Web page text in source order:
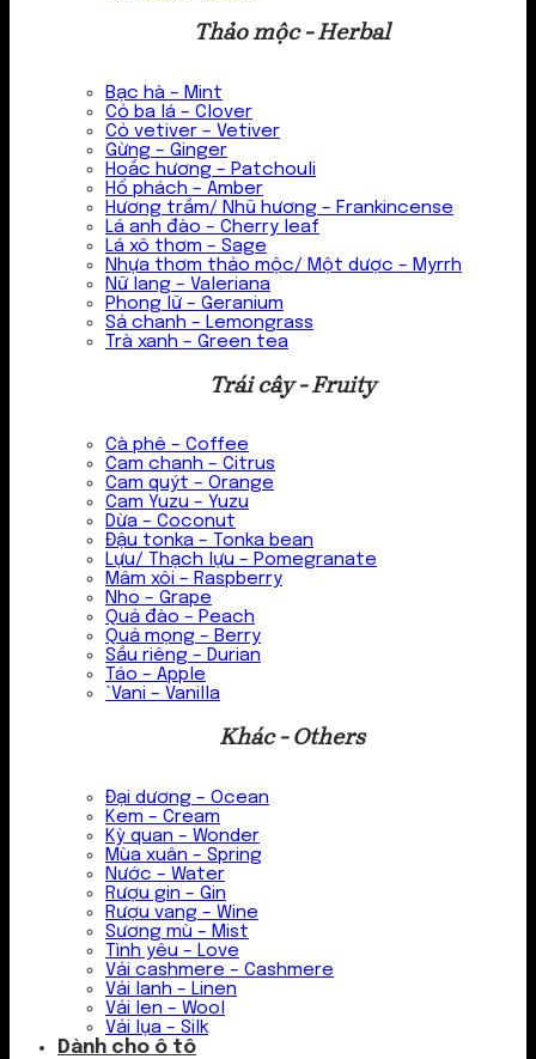
Thảo mộc - Herbal
Bạc hà – Mint
Cỏ ba lá – Clover
Cỏ vetiver – Vetiver
Gừng – Ginger
Hoắc hương – Patchouli
Hổ phách – Amber
Hương trầm/ Nhũ hương – Frankincense
Lá anh đào – Cherry leaf
Lá xô thơm – Sage
Nhựa thơm thảo mộc/ Một dược – Myrrh
Nữ lang – Valeriana
Phong lữ – Geranium
Sả chanh – Lemongrass
Trà xanh – Green tea
Trái cây - Fruity
Cà phê – Coffee
Cam chanh – Citrus
Cam quýt – Orange
Cam Yuzu – Yuzu
Dừa – Coconut
Đậu tonka – Tonka bean
Lựu/ Thạch lựu – Pomegranate
Mâm xôi – Raspberry
Nho – Grape
Quả đào – Peach
Quả mọng – Berry
Sầu riêng – Durian
Táo – Apple
`Vani – Vanilla
Khác - Others
Đại dương – Ocean
Kem – Cream
Kỳ quan – Wonder
Mùa xuân – Spring
Nước – Water
Rượu gin – Gin
Rượu vang – Wine
Sương mù – Mist
Tình yêu – Love
Vải cashmere – Cashmere
Vải lanh – Linen
Vải len – Wool
Vải lụa – Silk
Dành cho ô tô